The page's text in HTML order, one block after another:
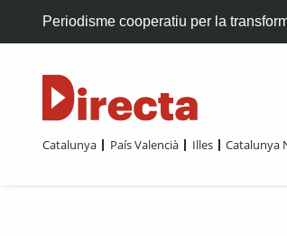
Periodisme cooperatiu per la
Catalunya País Valencià Illes Catalunya